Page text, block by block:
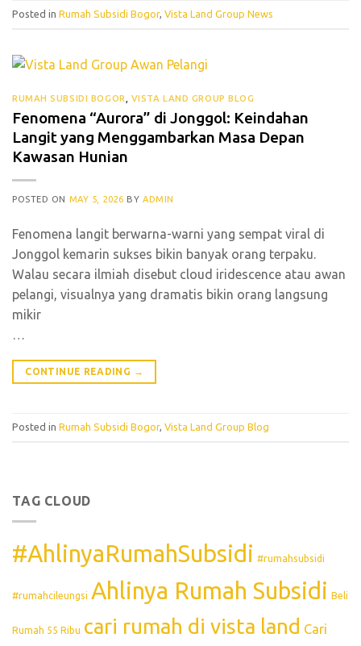
Posted in Rumah Subsidi Bogor, Vista Land Group News
RUMAH SUBSIDI BOGOR VISTA LAND GROUP BLOG
Fenomena “Aurora” di Jonggol: Keindahan
Langit yang Menggambarkan Masa Depan
Kawasan Hunian
POSTED ON MAY 5, 2026 BYADMIN
Fenomena langit berwarna-warni yang sempat viral di
Jonggol kemarin sukses bikin banyak orang terpaku.
Walau secara ilmiah disebut cloud iridescence atau awan
pelangi, visualnya yang dramatis bikin orang langsung
mikir
…
CONTINUE READING →
Posted in Rumah Subsidi Bogor, Vista Land Group Blog
TAG CLOUD
#AhlinyaRumahSubsidi #rumahsubsidi
#rumahcileungsi Ahlinya Rumah Subsidi Beli
Rumah 55 Ribu cari rumah di vista land Cari